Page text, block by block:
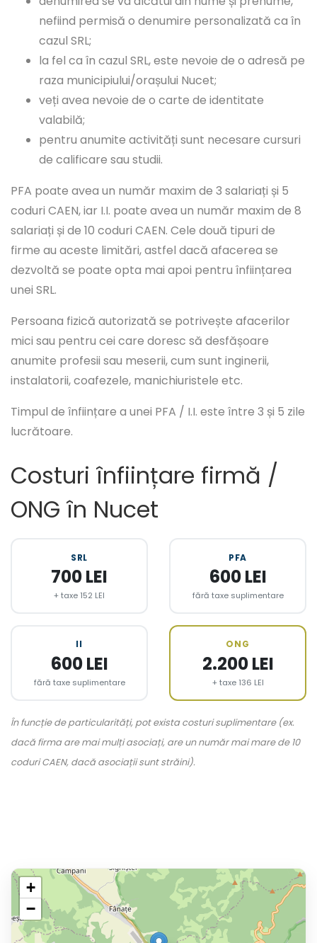
nefiind permisă o denumire personalizată ca în
cazul SRL;
la fel ca în cazul SRL, este nevoie de o adresă pe
raza municipiului/orașului Nucet;
veți avea nevoie de o carte de identitate
valabilă;
pentru anumite activități sunt necesare cursuri
de calificare sau studii.
PFA poate avea un număr maxim de 3 salariați și 5
coduri CAEN, iar I.I. poate avea un număr maxim de 8
salariați și de 10 coduri CAEN. Cele două tipuri de
firme au aceste limitări, astfel dacă afacerea se
dezvoltă se poate opta mai apoi pentru înființarea
unei SRL.
Persoana fizică autorizată se potrivește afacerilor
mici sau pentru cei care doresc să desfășoare
anumite profesii sau meserii, cum sunt inginerii,
instalatorii, coafezele, manichiuristele etc.
Timpul de înființare a unei PFA / I.I. este între 3 și 5 zile
lucrătoare.
Costuri înființare firmă /
ONG în Nucet
SRL
700 LEI
+ taxe 152 LEI
PFA
600 LEI
fără taxe suplimentare
II
600 LEI
fără taxe suplimentare
ONG
2.200 LEI
+ taxe 136 LEI
În funcție de particularități, pot exista costuri suplimentare (ex.
dacă firma are mai mulți asociați, are un număr mai mare de 10
coduri CAEN, dacă asociații sunt străini).
+
−